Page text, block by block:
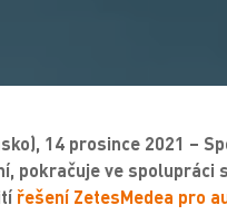
14 prosince 2021 –
pokračuje ve
řešení ZetesMedea pro